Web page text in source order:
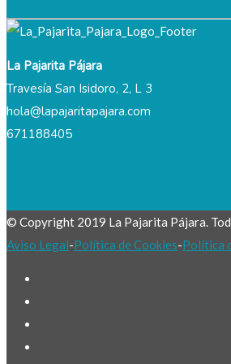
La Pajarita Pájara
Travesía San Isidoro, 2, L 3
hola@lapajaritapajara.com
671188405
© Copyright 2019 La Pajarita Pájara.
Aviso Legal-Política de Cookies-Política